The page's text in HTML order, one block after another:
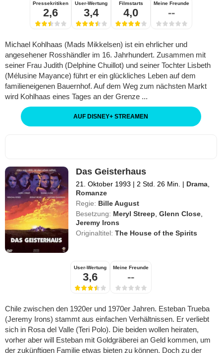
Pressekritiken
2,6
User-Wertung
3,4
Filmstarts
4,0
Meine Freunde
--
Michael Kohlhaas (Mads Mikkelsen) ist ein ehrlicher und
angesehener Rosshändler im 16. Jahrhundert. Zusammen mit
seiner Frau Judith (Delphine Chuillot) und seiner Tochter Lisbeth
(Mélusine Mayance) führt er ein glückliches Leben auf dem
familieneigenen Bauernhof. Auf dem Weg zum nächsten Markt
wird Kohlhaas eines Tages an der Grenze ...
AUF DISNEY+ STREAMEN
Das Geisterhaus
21. Oktober 1993 | 2 Std. 26 Min. | Drama
Romanze
Regie: Bille August
Besetzung: Meryl Streep ,Glenn Close
Jeremy Irons
Originaltitel:The House of the Spirits
User-Wertung
3,6
Meine Freunde
--
Chile zwischen den 1920er und 1970er Jahren. Esteban Trueba
(Jeremy Irons) stammt aus einfachen Verhältnissen. Er verliebt
sich in Rosa del Valle (Teri Polo). Die beiden wollen heiraten,
vorher aber will Esteban mit Goldgräberei an Geld kommen, um
der zukünftigen Familie etwas bieten zu können. Doch zu der